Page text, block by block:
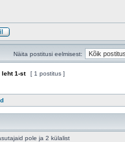
Näita postitusi eelmisest:
. leht1-st [ 1 postitus ]
pole ja 2 külalist